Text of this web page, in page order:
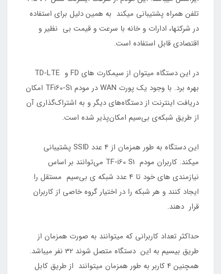
تلفن همراه پشتیبانی میکند به همین دلیل برای استفاده
در شرکتها، ادارات و خانه با سرعت و قیمت بی نظیر و
اقتصادی قابل استفاده است.
در این دستگاه میتوان از سیمکارت های FD و TD-LTE
بهره برد. با وجود یک پورت WAN در مودم TFi60-S1 امکان
دریافت اینترنت از دستگاه‌های دیگر و به اشتراک‌گذاری آن
از طریق شبکه‌ی بی‌سیم امکان‌پذیر شده است.
این دستگاه به طور همزمان از 4 عدد SSID پشتیبانی
میکند. کاربران مودم TF-i60 S1 می‌توانند بر اساس
نیازمندی های خود تا 4 عدد شبکه ی بی‌سیم مستقل را
ایجاد کنند و هر شبکه‌ را در اختیار گروه خاصی از کاربران
قرار دهند.
حداکثر تعداد کاربرانی که میتوانند به صورت همزمان از
طریق بیسیم به این دستگاه متصل شوند 32 نفر میباشد.
همچنین 4 کاربر به طور همزمان میتوانند از طریق کابل